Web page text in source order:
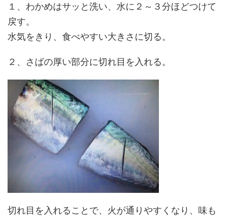
１、わかめはサッと洗い、水に２～３分ほどつけて
戻す。
水気をきり、食べやすい大きさに切る。
２、さばの厚い部分に切れ目を入れる。
切れ目を入れることで、火が通りやすくなり、味も